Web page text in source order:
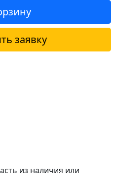
заявку
из наличия или